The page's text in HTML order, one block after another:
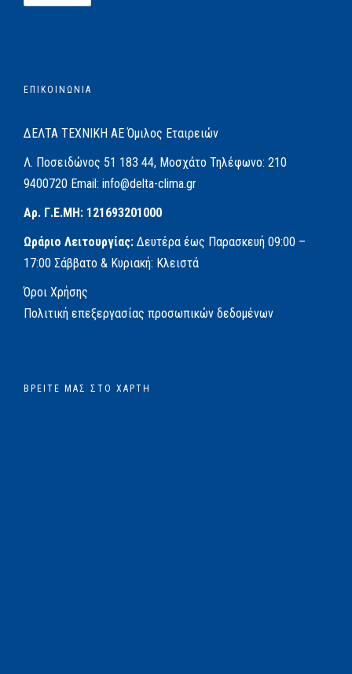
ΕΠΙΚΟΙΝΩΝΙΑ
ΔΕΛΤΑ ΤΕΧΝΙΚΗ ΑΕΌμιλος Εταιρειών
Λ. Ποσειδώνος 51 183 44, Μοσχάτο Τηλέφωνο: 210
9400720 Email: info@delta-clima.gr
Αρ. Γ.Ε.ΜΗ: 121693201000
Ωράριο Λειτουργίας: Δευτέρα έως Παρασκευή 09:00 –
17:00 Σάββατο & Κυριακή: Κλειστά
Όροι Χρήσης
Πολιτική επεξεργασίας προσωπικών δεδομένων
ΒΡΕΊΤΕ ΜΑΣ ΣΤΟ ΧΆΡΤΗ